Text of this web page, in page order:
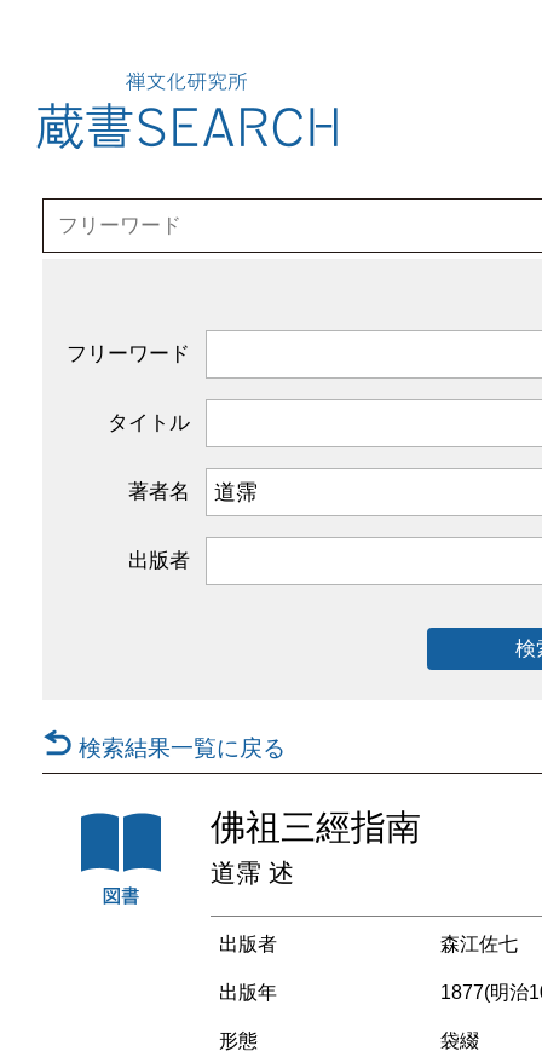
フリーワード
タイトル
著者名
出版者
検
検索結果一覧に戻る
佛祖三經指南
道霈 述
出版者 森江佐七
出版年 1877(明治
形態 袋綴